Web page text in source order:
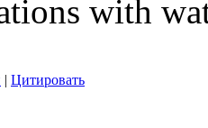
with
| Цитировать